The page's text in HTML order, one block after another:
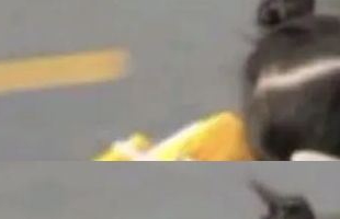
退到任何一次编辑：Delt
的每一次操作，...
四成。 与亚马逊、Alpha
传统科技巨头相比，Spa
尤为引人瞩目。然而，支
却呈现出截然不同的面
Meta 主要依托充沛的经
编程 agent；Muse Spark
的新模型。一句话概括：
dev.meta.ai/install.
在大项目里自动规划、写
终端工具。 据介绍，Muse
，用知识图谱校
让机器拥有全局视野。整个
个环节：建图 → 控制难度